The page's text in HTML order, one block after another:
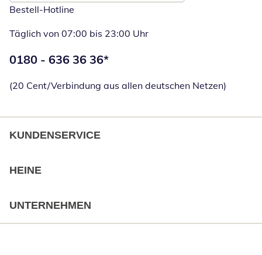
Bestell-Hotline
Täglich von 07:00 bis 23:00 Uhr
Telefonnummer:
0180 - 636 36 36*
(20 Cent/Verbindung aus allen deutschen Netzen)
KUNDENSERVICE
HEINE
UNTERNEHMEN